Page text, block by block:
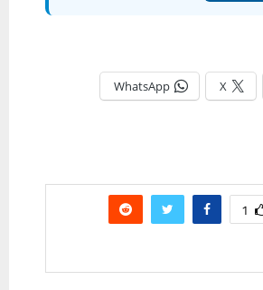
X
WhatsApp
1